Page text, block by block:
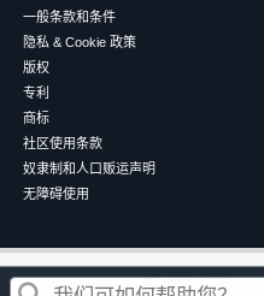
这篇文章对您有帮助吗？
一般条款和条件
隐私 & Cookie 政策
版权
专利
商标
社区使用条款
奴隶制和人口贩运声明
无障碍使用
©2026NetApp 中文（简体）